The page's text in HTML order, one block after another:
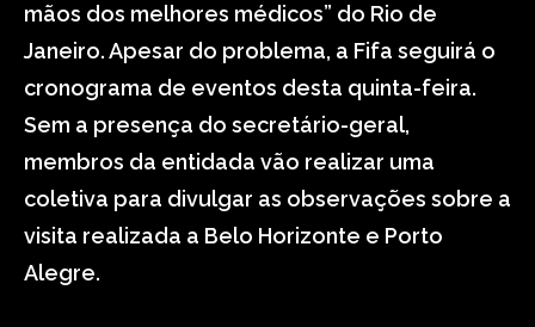
mãos dos melhores médicos” do Rio de
Janeiro. Apesar do problema, a Fifa seguirá o
cronograma de eventos desta quinta-feira.
Sem a presença do secretário-geral,
membros da entidada vão realizar uma
coletiva para divulgar as observações sobre a
visita realizada a Belo Horizonte e Porto
Alegre.